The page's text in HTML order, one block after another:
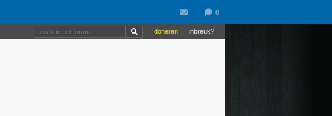
inbreuk?
doneren